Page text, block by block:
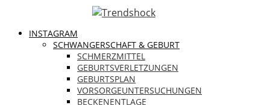
INSTAGRAM
SCHWANGERSCHAFT & GEBURT
SCHMERZMITTEL
GEBURTSVERLETZUNGEN
GEBURTSPLAN
VORSORGEUNTERSUCHUNGEN
BECKENENTLAGE